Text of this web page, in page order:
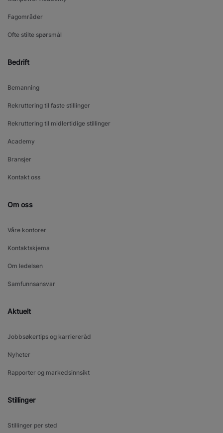
Fagområder
Ofte stilte spørsmål
Bedrift
Bemanning
Rekruttering til faste stillinger
Rekruttering til midlertidige stillinger
Academy
Bransjer
Kontakt oss
Om oss
Våre kontorer
Kontaktskjema
Om ledelsen
Samfunnsansvar
Aktuelt
Jobbsøkertips og karriereråd
Nyheter
Rapporter og markedsinnsikt
Stillinger
Stillinger per sted